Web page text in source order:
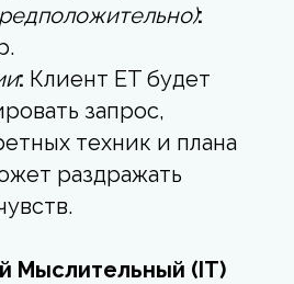
:
: Клиент ET будет
запрос,
техник и плана
раздражать
Мыслительный (IT)